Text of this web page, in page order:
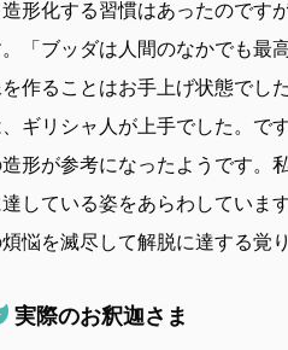
形化する習慣はあったのです
「ブッダは人間のなかでも最
作ることはお手上げ状態でし
ギリシャ人が上手でした。で
形が参考になったようです。
している姿をあらわしていま
悩を滅尽して解脱に達する覚
実際のお釈迦さま